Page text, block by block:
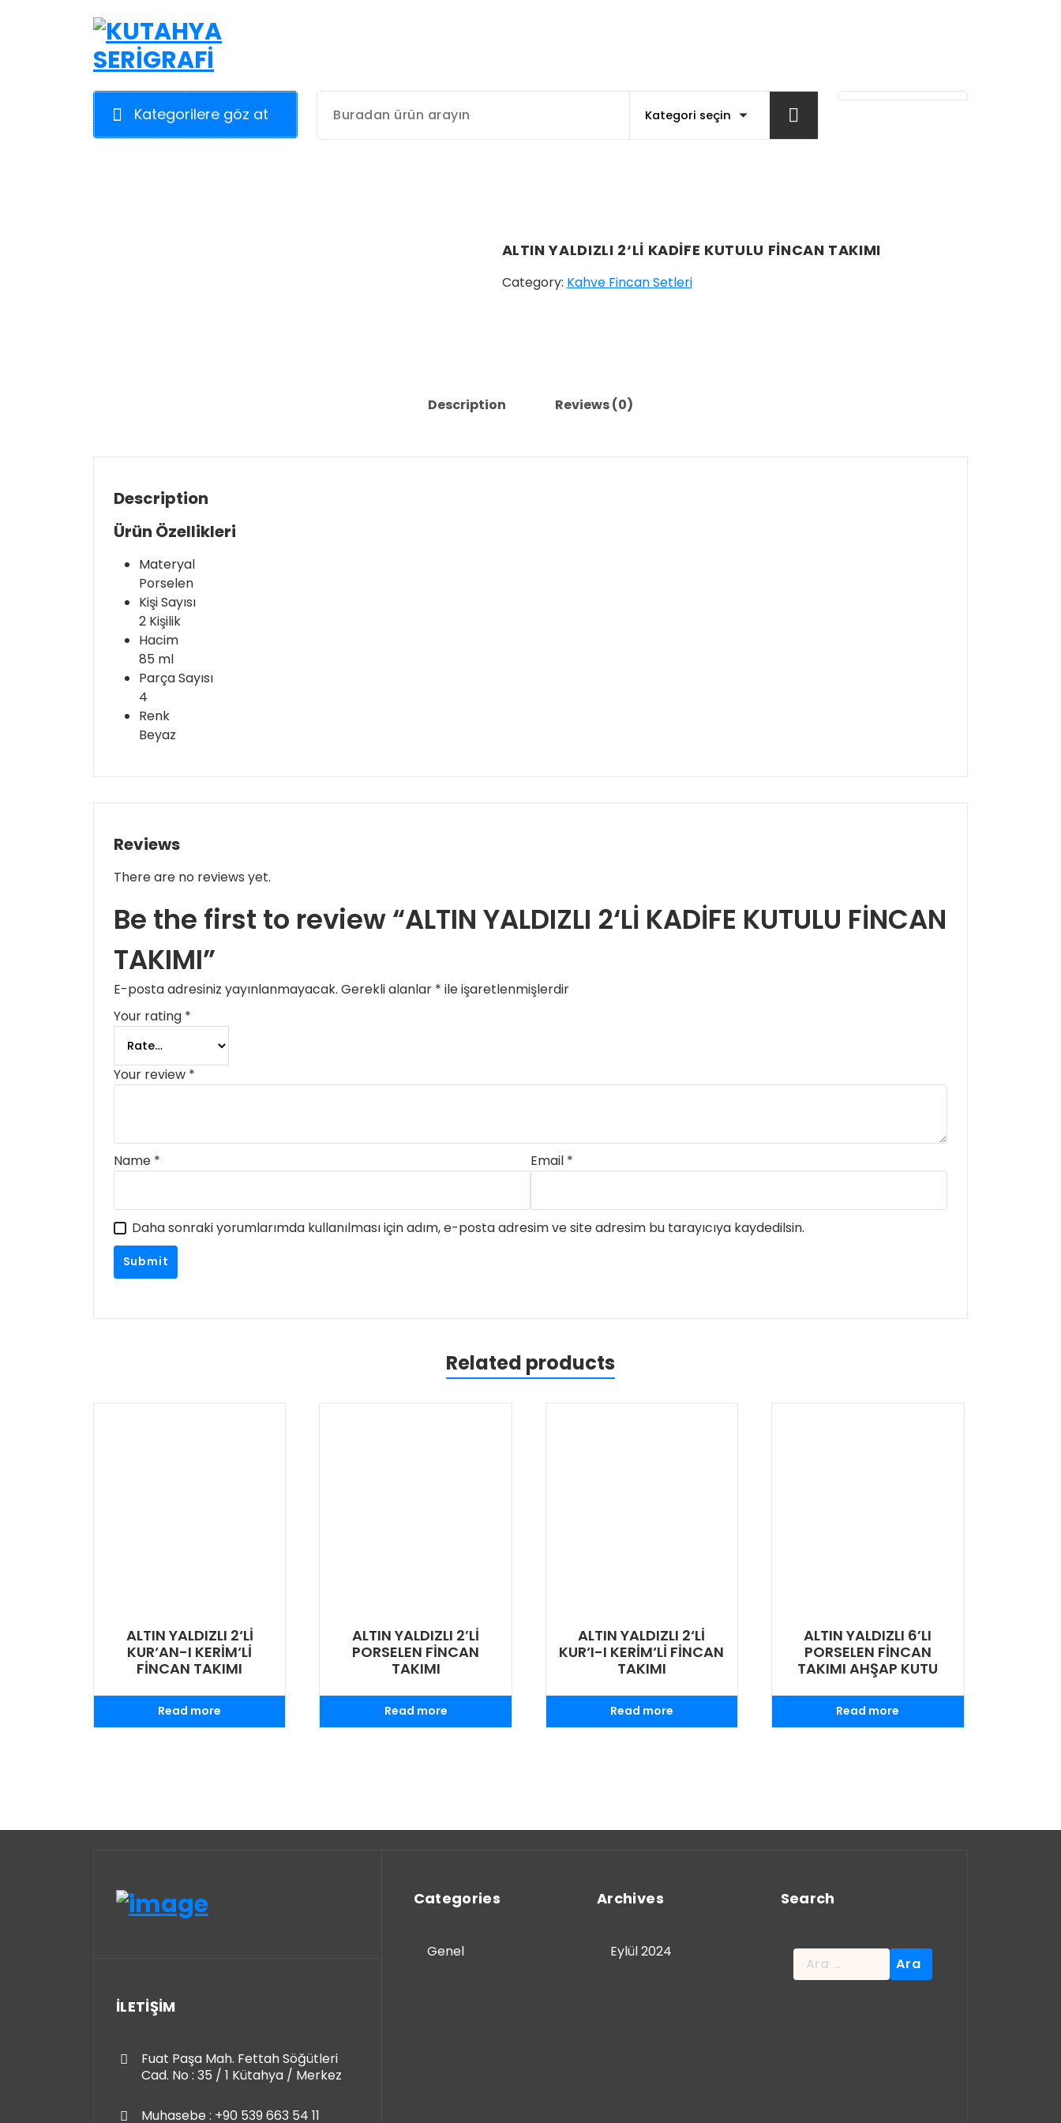
Kategorilere göz at
ALTIN YALDIZLI 2‘Lİ KADİFE KUTULU FİNCAN TAKIMI
Category: Kahve Fincan Setleri
Description Reviews (0)
Description
Ürün Özellikleri
Materyal
Porselen
Kişi Sayısı
2 Kişilik
Hacim
85 ml
Parça Sayısı
4
Renk
Beyaz
Reviews
There are no reviews yet.
Be the first to review “ALTIN YALDIZLI 2‘Lİ KADİFE KUTULU FİNCAN
TAKIMI”
E-posta adresiniz yayınlanmayacak. Gerekli alanlar * ile işaretlenmişlerdir
Your rating *
Your review *
Name * Email *
Daha sonraki yorumlarımda kullanılması için adım, e-posta adresim ve site adresim bu tarayıcıya kaydedilsin.
Related products
ALTIN YALDIZLI 2‘Lİ
KUR‘AN-I KERİM‘Lİ
FİNCAN TAKIMI
Read more
ALTIN YALDIZLI 2’Lİ
PORSELEN FİNCAN
TAKIMI
Read more
ALTIN YALDIZLI 2‘Lİ
KUR‘I-I KERİM‘Lİ FİNCAN
TAKIMI
Read more
ALTIN YALDIZLI 6’LI
PORSELEN FİNCAN
TAKIMI AHŞAP KUTU
Read more
İLETİŞİM
Fuat Paşa Mah. Fettah Söğütleri
Cad. No : 35 / 1 Kütahya / Merkez
Muhasebe : +90 539 663 54 11
Categories
Genel
Archives
Eylül 2024
Search
Arama: